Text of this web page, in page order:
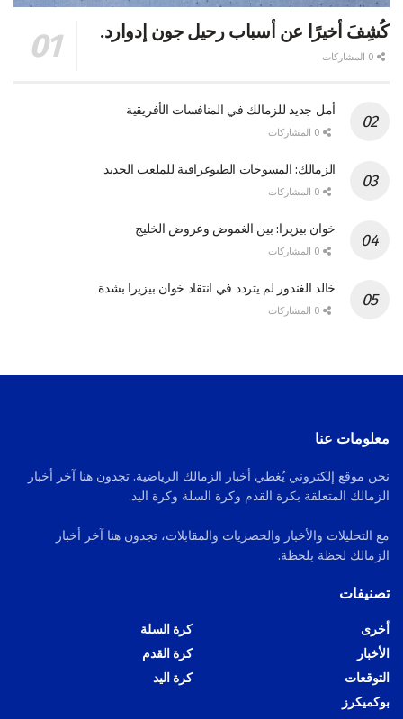
كُشِفَ أخيرًا عن أسباب رحيل جون إدوارد.
أمل جديد للزمالك في المنافسات الأفريقية
الزمالك: المسوحات الطبوغرافية للملعب الجديد
خوان بيزيرا: بين الغموض وعروض الخليج
خالد الغندور لم يتردد في انتقاد خوان بيزيرا بشدة
معلومات عنا
نحن موقع إلكتروني يُغطي أخبار الزمالك الرياضية. تجدون هنا آخر أخبار
الزمالك المتعلقة بكرة القدم وكرة السلة وكرة اليد.
مع التحليلات والأخبار والحصريات والمقابلات، تجدون هنا آخر أخبار
الزمالك لحظة بلحظة.
تصنيفات
أخرى
الأخبار
التوقعات
بوكميكرز
كرة السلة
كرة القدم
كرة اليد